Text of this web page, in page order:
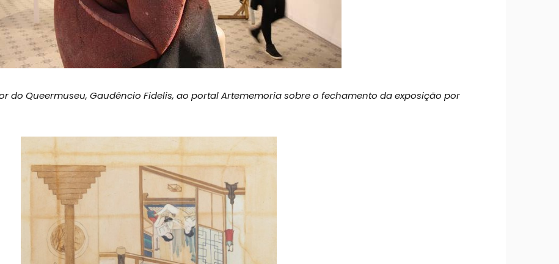
do Queermuseu, Gaudêncio Fidelis, ao portal Artememoria sobre o fechamento da exposição por